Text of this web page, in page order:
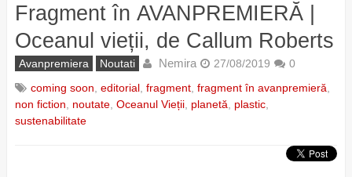
Fragment în AVANPREMIERĂ |
Oceanul vieții, de Callum Roberts
Avanpremiera Noutati Nemira 27/08/2019
0
coming soon editorial, fragment, fragment în avanpremieră
non fiction
noutate, Oceanul Vieții, planetă plastic,
sustenabilitate